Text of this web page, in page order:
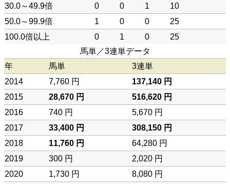
30.0～49.9倍
0 0 1
10
50.0～99.9倍
1 0 0
25
100.0倍以上
0 1 0
25
馬単／3連単データ
年
馬単
3連単
2014
7,760 円
137,140 円
2015
28,670 円
516,620 円
2016
740 円
5,670 円
2017
33,400 円
308,150 円
2018
11,760 円
64,280 円
2019
300 円
2,020 円
2020
1,730 円
8,080 円